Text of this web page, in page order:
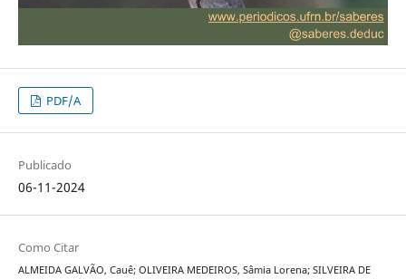
PDF/A
Publicado
06-11-2024
Como Citar
ALMEIDA GALVÃO, Cauê; OLIVEIRA MEDEIROS, Sâmia Lorena; SILVEIRA DE